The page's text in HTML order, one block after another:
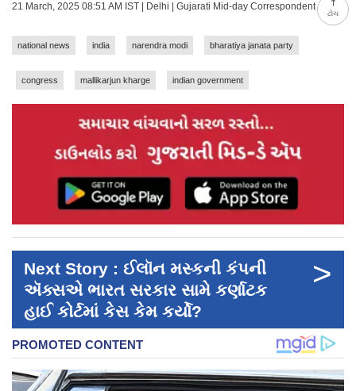
ટોચ
21 March, 2025 08:51 AM IST | Delhi | Gujarati Mid-day Correspondent
national news india narendra modi bharatiya janata party
congress mallikarjun kharge indian government
Next Story : ઈલૉન મસ્કની કંપની
ઍક્સએ ભારત સરકાર સામે કર્ણાટક
હાઈ કોર્ટમાં કેસ કેમ કર્યો?
>